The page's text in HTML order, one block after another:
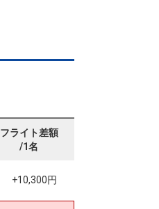
フライト差額
/1名
+1,100円
+3,700円
+10,300円